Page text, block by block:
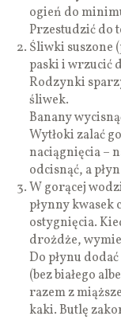
ogień do
Przestudzić do
Śliwki suszone
paski i wrzucić
Rodzynki
śliwek.
Banany
Wytłoki zalać
naciągnięcia –
odcisnąć, a
W gorącej
płynny kwasek
ostygnięcia.
drożdże,
Do płynu
(bez białego
razem z
kaki. Butlę